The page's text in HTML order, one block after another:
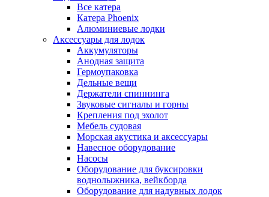
Все катера
Катера Phoenix
Алюминиевые лодки
Аксессуары для лодок
Аккумуляторы
Анодная защита
Гермоупаковка
Дельные вещи
Держатели спиннинга
Звуковые сигналы и горны
Крепления под эхолот
Мебель судовая
Морская акустика и аксессуары
Навесное оборудование
Насосы
Оборудование для буксировки
воднолыжника, вейкборда
Оборудование для надувных лодок